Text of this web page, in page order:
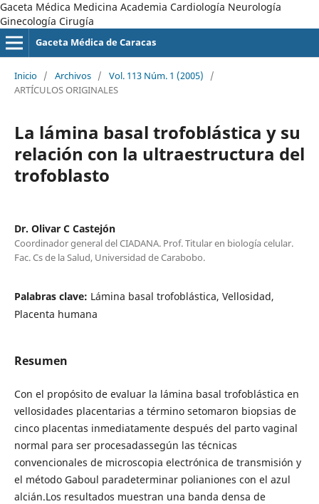
Gaceta Médica Medicina Academia Cardiología Neurología
Ginecología Cirugía
Gaceta Médica de Caracas
Inicio / Archivos / Vol. 113 Núm. 1 (2005)
/
ARTÍCULOS ORIGINALES
La lámina basal trofoblástica y su
relación con la ultraestructura del
trofoblasto
Dr. Olivar C Castejón
Coordinador general del CIADANA. Prof. Titular en biología celular.
Fac. Cs de la Salud, Universidad de Carabobo.
Palabras clave: Lámina basal trofoblástica, Vellosidad,
Placenta humana
Resumen
Con el propósito de evaluar la lámina basal trofoblástica en
vellosidades placentarias a término setomaron biopsias de
cinco placentas inmediatamente después del parto vaginal
normal para ser procesadassegún las técnicas
convencionales de microscopia electrónica de transmisión y
el método Gaboul paradeterminar polianiones con el azul
alcián.Los resultados muestran una banda densa de